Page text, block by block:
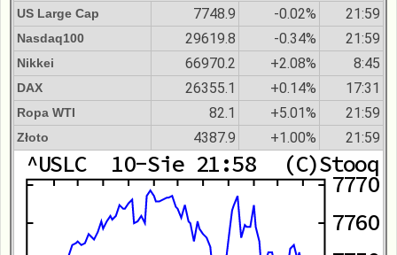
US Large Cap 7748.9 -0.02% 21:59
Nasdaq100 29619.8 -0.34% 21:59
Nikkei 66970.2 +2.08% 8:45
DAX 26355.1 +0.14% 17:31
Ropa WTI 82.1 +5.01% 21:59
Złoto 4387.9 +1.00% 21:59